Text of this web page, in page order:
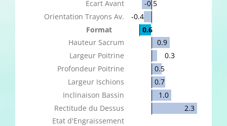
Ecart Avant
-0.5
Orientation Trayons Av.
-0.4
Format
0.6
Hauteur Sacrum
0.9
Largeur Poitrine
0.3
Profondeur Poitrine
0.5
Largeur Ischions
0.7
Inclinaison Bassin
1.0
Rectitude du Dessus
2.3
Etat d'Engraissement